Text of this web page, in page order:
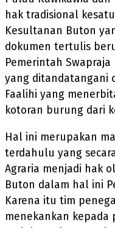
hak tradisional
Kesultanan Buton
dokumen tertulis
Pemerintah
yang ditandatangani
Faalihi yang
kotoran burung dari
Hal ini merupakan
terdahulu yang
Agraria menjadi hak
Buton dalam hal ini
Karena itu tim
menekankan